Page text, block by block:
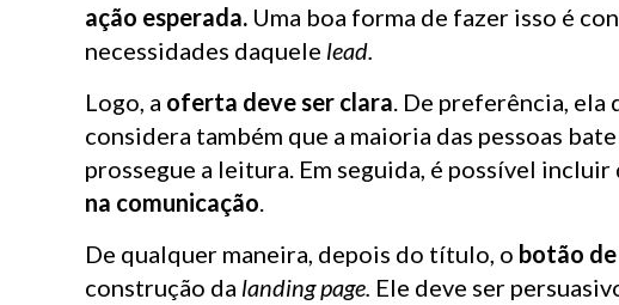
ação esperada. Uma boa forma de fazer isso é
necessidades daquele lead.
Logo, a oferta deve ser clara. De preferência,
considera também que a maioria das pessoas
prossegue a leitura. Em seguida, é possível
na comunicação.
De qualquer maneira, depois do título, o botão
construção da landing page. Ele deve ser